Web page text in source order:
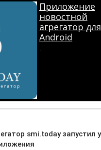
Приложение
новостной
агрегатор для
Android
.